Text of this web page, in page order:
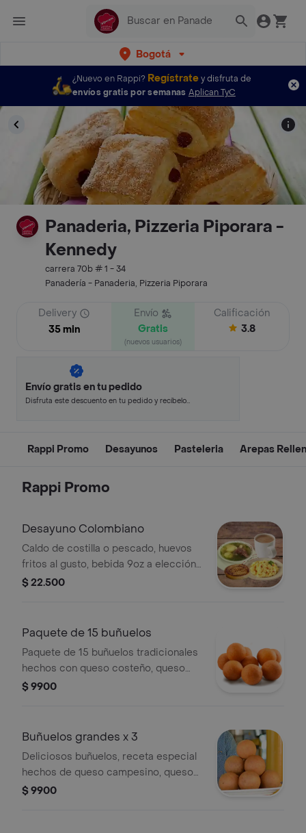
Bogotá
¿Nuevo en Rappi? Regístratey disfruta de
envíos gratis por semanas Aplican TyC
Panaderia, Pizzeria Piporara -
Kennedy
carrera 70b # 1 - 34
Panadería - Panaderia, Pizzeria Piporara
Delivery
35 min
Envío
Gratis
(nuevos usuarios)
Calificación
3.8
Envío gratis en tu pedido
Disfruta este descuento en tu pedido y recíbelo
Rappi Promo Desayunos Pasteleria Arepas
Rappi Promo
Desayuno Colombiano
Caldo de costilla o pescado, huevos
fritos al gusto, bebida 9oz a elección,
y arepa de maíz con queso.
$ 22.500
Paquete de 15 buñuelos
Paquete de 15 buñuelos tradicionales
hechos con queso costeño, queso
campesino y kumis. (420gr)
$ 9900
Buñuelos grandes x 3
Deliciosos buñuelos, receta especial
hechos de queso campesino, queso
costeño y kumis casero. 3 buñuelos
$ 9900